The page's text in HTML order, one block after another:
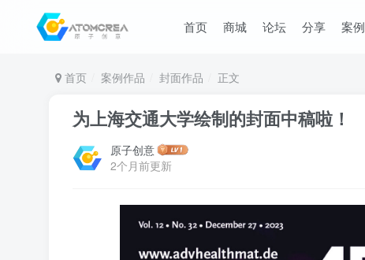
首页 商城 论坛 分享 案例
首页 案例作品 封面作品 正文
为上海交通大学绘制的封面中稿啦！
原子创意
2个月前更新